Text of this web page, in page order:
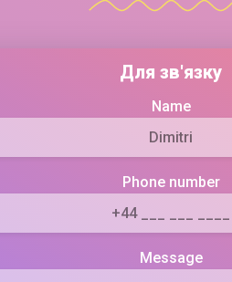
Для зв'язку
Name
Phone number
Message